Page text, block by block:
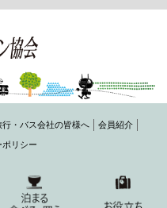
行・バス会社の皆様へ 会員紹介
リシー